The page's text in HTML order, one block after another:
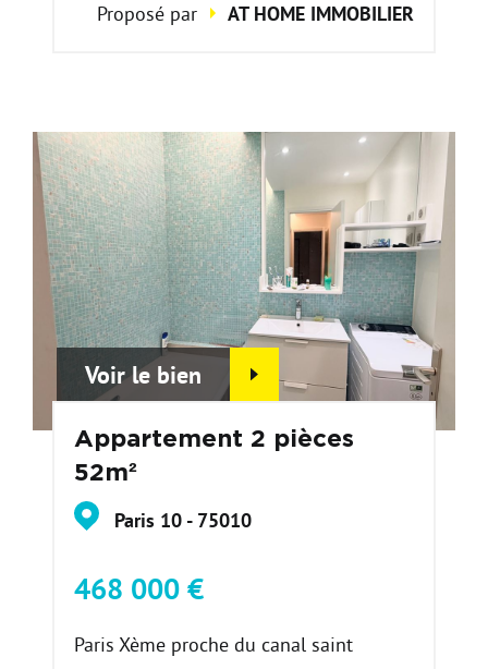
Proposé par AT HOME IMMOBILIER
Voir le bien
Appartement 2 pièces
52m²
Paris 10 - 75010
468 000 €
Paris Xème proche du canal saint